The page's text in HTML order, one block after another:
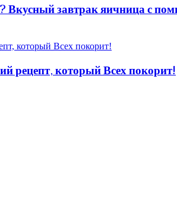
Вкусный завтрак яичница с
рецепт, который Всех покорит!